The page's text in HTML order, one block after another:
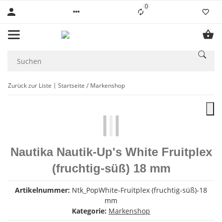
0Liste ist leer
Zurück zur Liste Startseite Markenshop
Nautika Nautik-Up's White Fruitplex
(fruchtig-süß) 18 mm
Artikelnummer: Ntk_PopWhite-Fruitplex (fruchtig-süß)-18
mm
Kategorie: Markenshop